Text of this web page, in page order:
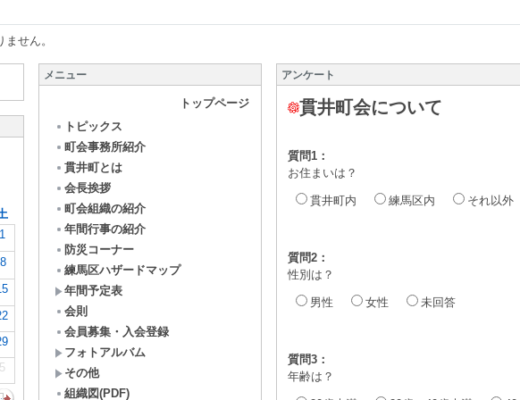
せん。
1
8
5
メニュー
トップページ
トピックス
町会事務所紹介
貫井町とは
会長挨拶
町会組織の紹介
年間行事の紹介
防災コーナー
練馬区ハザードマップ
年間予定表
会則
会員募集・入会登録
フォトアルバム
その他
組織図(PDF)
アンケート
貫井町会について
質問1：
お住まいは？
貫井町内 練馬区内 それ以外
質問2：
性別は？
男性 女性 未回答
質問3：
年齢は？